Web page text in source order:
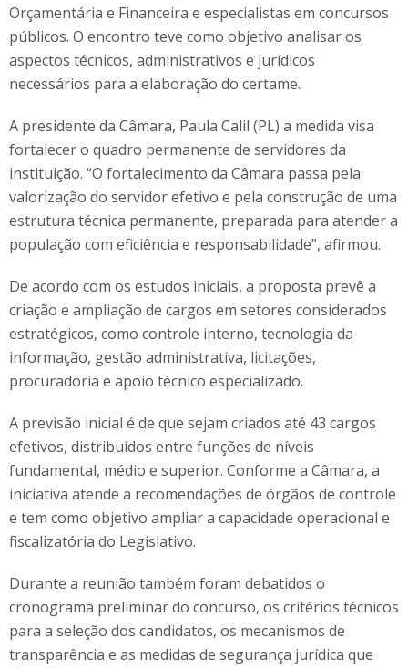
Orçamentária e Financeira e especialistas em concursos
públicos. O encontro teve como objetivo analisar os
aspectos técnicos, administrativos e jurídicos
necessários para a elaboração do certame.
A presidente da Câmara, Paula Calil (PL) a medida visa
fortalecer o quadro permanente de servidores da
instituição. “O fortalecimento da Câmara passa pela
valorização do servidor efetivo e pela construção de uma
estrutura técnica permanente, preparada para atender a
população com eficiência e responsabilidade”, afirmou.
De acordo com os estudos iniciais, a proposta prevê a
criação e ampliação de cargos em setores considerados
estratégicos, como controle interno, tecnologia da
informação, gestão administrativa, licitações,
procuradoria e apoio técnico especializado.
A previsão inicial é de que sejam criados até 43 cargos
efetivos, distribuídos entre funções de níveis
fundamental, médio e superior. Conforme a Câmara, a
iniciativa atende a recomendações de órgãos de controle
e tem como objetivo ampliar a capacidade operacional e
fiscalizatória do Legislativo.
Durante a reunião também foram debatidos o
cronograma preliminar do concurso, os critérios técnicos
para a seleção dos candidatos, os mecanismos de
transparência e as medidas de segurança jurídica que